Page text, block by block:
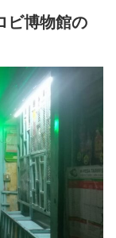
ビ博物館の